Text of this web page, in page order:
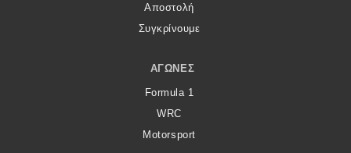
Αποστολή
Συγκρίνουμε
ΑΓΏΝΕΣ
Formula 1
WRC
Motorsport